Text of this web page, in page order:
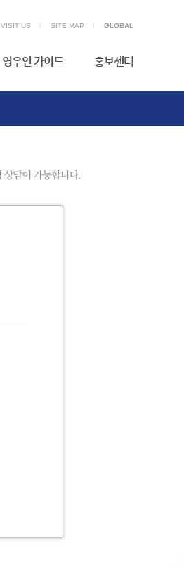
VISIT US SITE MAP GLOBAL
영우인 가이드 홍보센터